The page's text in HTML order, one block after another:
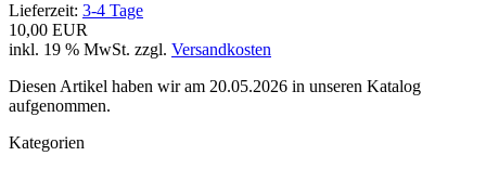
Lieferzeit: 3-4 Tage
10,00 EUR
inkl. 19 % MwSt. zzgl. Versandkosten
Diesen Artikel haben wir am 20.05.2026 in unseren Katalog
aufgenommen.
Kategorien